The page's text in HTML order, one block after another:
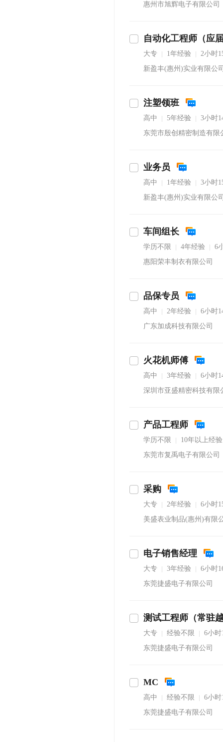
惠州市旭辉电子有限公司
自动化工程师（应
大专 1年经验
2小时
新盈丰(惠州)实业有限公
注塑领班
高中 5年经验
3小时
东莞市殷创精密制造有限
业务员
高中 1年经验
3小时
新盈丰(惠州)实业有限公
车间组长
学历不限 4年经验
6
惠阳荣丰制衣有限公司
品保专员
高中 2年经验
6小时
广东加成科技有限公司
火花机师傅
高中 3年经验
6小时
深圳市亚盛精密科技有限
产品工程师
学历不限
10年以上经验
东莞市复禹电子有限公司
采购
大专 2年经验
6小时
美盛表业制品(惠州)有限
电子销售经理
大专 3年经验
6小时
东莞捷盛电子有限公司
测试工程师（常驻
大专 经验不限
6小时
东莞捷盛电子有限公司
MC
高中 经验不限
6小时
东莞捷盛电子有限公司